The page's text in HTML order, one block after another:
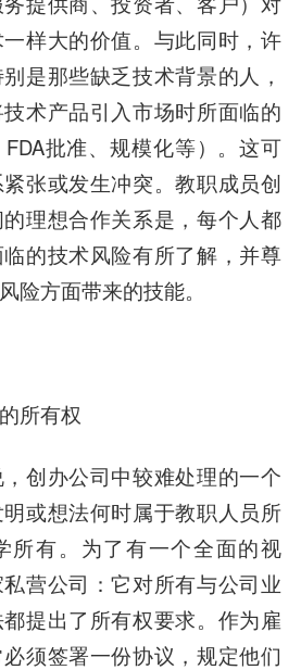
样大的价值。与此同时，许
是那些缺乏技术背景的人，
术产品引入市场时所面临的
批准、规模化等）。这可
张或发生冲突。教职成员创
理想合作关系是，每个人都
的技术风险有所了解，并尊
险方面带来的技能。
所有权
创办公司中较难处理的一个
或想法何时属于教职人员所
所有。为了有一个全面的视
营公司：它对所有与公司业
提出了所有权要求。作为雇
须签署一份协议，规定他们